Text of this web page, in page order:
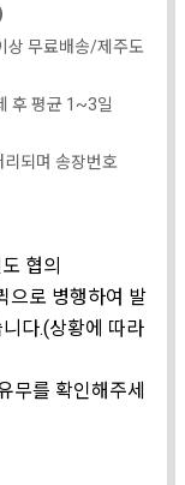
상 무료배송/제주도
후 평균 1~3일
되며 송장번호
협의
으로 병행하여 발
다.(상황에 따라
무를 확인해주세